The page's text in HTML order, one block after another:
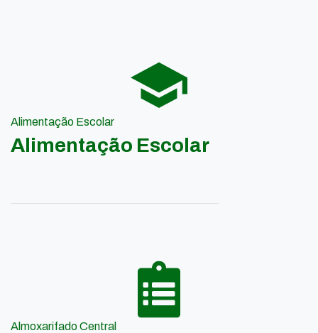
Alimentação Escolar
Alimentação Escolar
Almoxarifado Central